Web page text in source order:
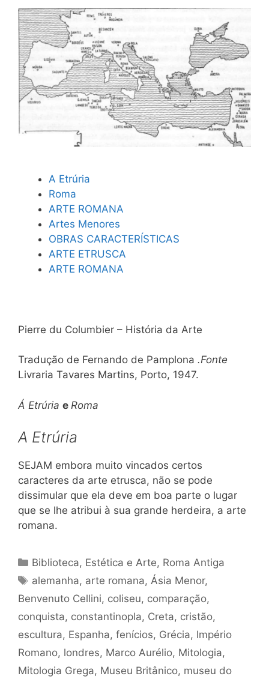
A Etrúria
Roma
ARTE ROMANA
Artes Menores
OBRAS CARACTERÍSTICAS
ARTE ETRUSCA
ARTE ROMANA
Pierre du Columbier – História da Arte
Tradução de Fernando de Pamplona .Fonte
Livraria Tavares Martins, Porto, 1947.
Á Etrúria e Roma
A Etrúria
SEJAM embora muito vincados certos
caracteres da arte etrusca, não se pode
dissimular que ela deve em boa parte o lugar
que se lhe atribui à sua grande herdeira, a arte
romana.
Categorias
Biblioteca, Estética e Arte, Roma Antiga
Tags
alemanha, arte romana,Ásia Menor,
Benvenuto Cellini, coliseu, comparação,
conquista, constantinopla, Creta, cristão,
escultura, Espanha, fenícios, Grécia, Império
Romano, londres, Marco Aurélio, Mitologia,
Mitologia Grega, Museu Britânico, museu do